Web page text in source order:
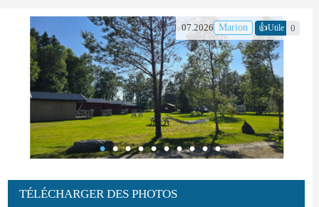
07.2026 Marion 👍Utile 0
TÉLÉCHARGER DES PHOTOS